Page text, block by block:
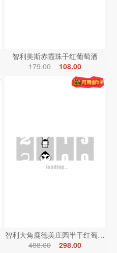
智利美斯赤霞珠干红葡萄酒
179.00
108.00
智利大角鹿德美庄园半干红葡萄酒
488.00
298.00